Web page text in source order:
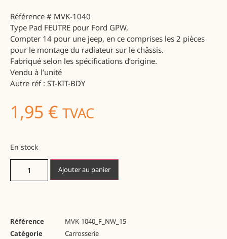
Référence # MVK-1040
Type Pad FEUTRE pour Ford GPW,
Compter 14 pour une jeep, en ce comprises les 2 pièces
pour le montage du radiateur sur le châssis.
Fabriqué selon les spécifications d’origine.
Vendu à l’unité
Autre réf : ST-KIT-BDY
1,95 € TVAC
En stock
Ajouter au panier
Référence
MVK-1040_F_NW_15
Catégorie
Carrosserie